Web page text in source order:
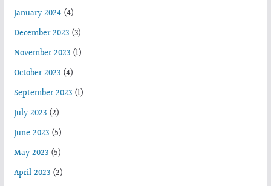
January 2024(4)
December 2023(3)
November 2023(1)
October 2023(4)
September 2023(1)
July 2023(2)
June 2023(5)
May 2023(5)
April 2023(2)